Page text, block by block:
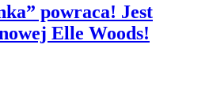
powraca! Jest
Elle Woods!